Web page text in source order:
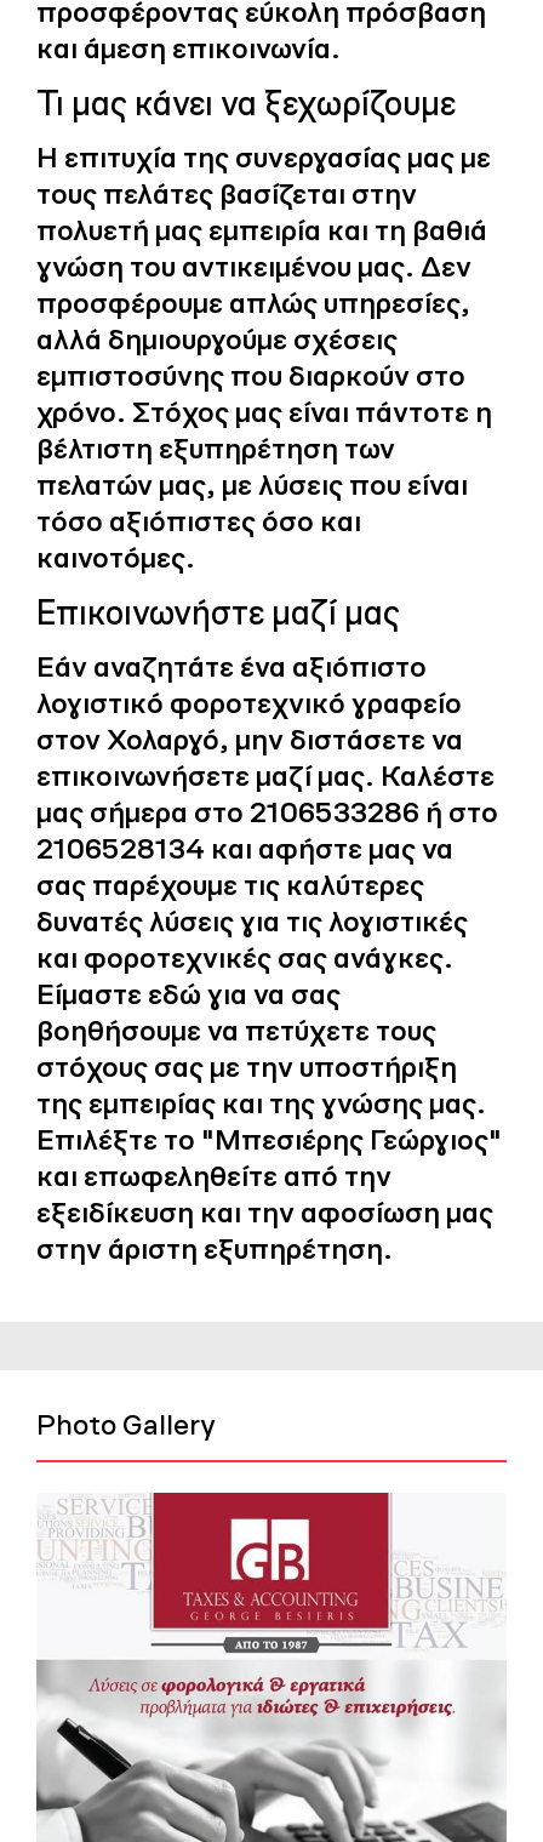
προσφέροντας εύκολη πρόσβαση
και άμεση επικοινωνία.
Τι μας κάνει να ξεχωρίζουμε
Η επιτυχία της συνεργασίας μας με
τους πελάτες βασίζεται στην
πολυετή μας εμπειρία και τη βαθιά
γνώση του αντικειμένου μας. Δεν
προσφέρουμε απλώς υπηρεσίες,
αλλά δημιουργούμε σχέσεις
εμπιστοσύνης που διαρκούν στο
χρόνο. Στόχος μας είναι πάντοτε η
βέλτιστη εξυπηρέτηση των
πελατών μας, με λύσεις που είναι
τόσο αξιόπιστες όσο και
καινοτόμες.
Επικοινωνήστε μαζί μας
Εάν αναζητάτε ένα αξιόπιστο
λογιστικό φοροτεχνικό γραφείο
στον Χολαργό, μην διστάσετε να
επικοινωνήσετε μαζί μας. Καλέστε
μας σήμερα στο 2106533286 ή στο
2106528134 και αφήστε μας να
σας παρέχουμε τις καλύτερες
δυνατές λύσεις για τις λογιστικές
και φοροτεχνικές σας ανάγκες.
Είμαστε εδώ για να σας
βοηθήσουμε να πετύχετε τους
στόχους σας με την υποστήριξη
της εμπειρίας και της γνώσης μας.
Επιλέξτε το "Μπεσιέρης Γεώργιος"
και επωφεληθείτε από την
εξειδίκευση και την αφοσίωση μας
στην άριστη εξυπηρέτηση.
Photo Gallery